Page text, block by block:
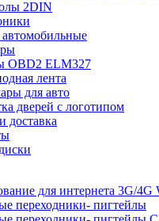
2DIN
OBD2 ELM327
лента
для авто
дверей с логотипом
доставка
для интернета 3G/4G
переходники- пигтейлы